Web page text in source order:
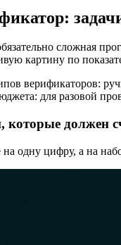
сложная
картину по
верификаторов:
для разовой
должен
на одну цифру, а на